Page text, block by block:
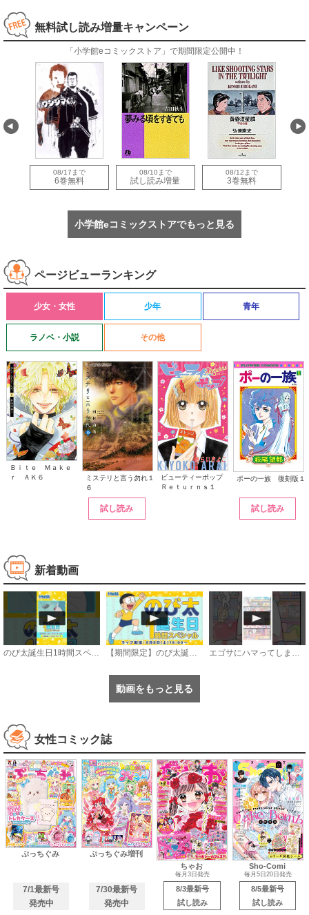
無料試し読み増量キャンペーン
「小学館eコミックストア」で期間限定公開中！
08/17まで
6巻無料
08/10まで
試し読み増量
08/12まで
3巻無料
小学館eコミックストアでもっと見る
ページビューランキング
少女・女性 少年 青年
ラノベ・小説 その他
Ｂｉｔｅ Ｍａｋｅ
ｒ ＡＫ６
ミステリと言う勿れ１
６
試し読み
ビューティーポップ
Ｒｅｔｕｒｎｓ１
ポーの一族 復刻版１
試し読み
新着動画
のび太誕生日1時間スペシャル【8月8日〜21日まで公開中】 【期間限定】のび太誕生日1時間スペシャル《ドラえもん公式》 エゴサにハマってしまうアザラシの話 #漫画 #サンデーうぇぶり
動画をもっと見る
女性コミック誌
ぷっちぐみ
7/1最新号
発売中
ぷっちぐみ増刊
7/30最新号
発売中
ちゃお
毎月3日発売
8/3最新号
試し読み
Sho-Comi
毎月5日20日発売
8/5最新号
試し読み